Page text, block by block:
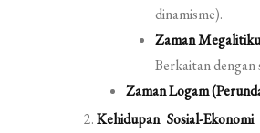
dinamisme).
Zaman
Berkaitan dengan
Zaman Logam
Kehidupan Sosial-